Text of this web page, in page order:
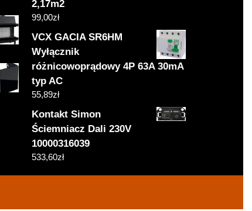
2,17m2
99,00zł
VCX GACIA SR6HM
Wyłącznik
różnicowoprądowy 4P 63A 30mA
typ AC
55,89zł
Kontakt Simon
Ściemniacz Dali 230V
10000316039
533,60zł